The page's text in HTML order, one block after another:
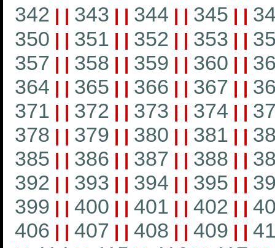
342 | | 343 | | 344 | | 345 | |
350 | | 351 | | 352 | | 353 | |
357 | | 358 | | 359 | | 360 | |
364 | | 365 | | 366 | | 367 | |
371 | | 372 | | 373 | | 374 | |
378 | | 379 | | 380 | | 381 | |
385 | | 386 | | 387 | | 388 | |
392 | | 393 | | 394 | | 395 | |
399 | | 400 | | 401 | | 402 | |
406 | | 407 | | 408 | | 409 | |